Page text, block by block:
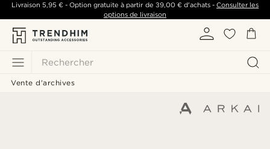
Rechercher
Livraison 5,95 €- Option gratuite à partir de 39,00 €d'achats -Consulter les
options de livraison
Vente d'archives